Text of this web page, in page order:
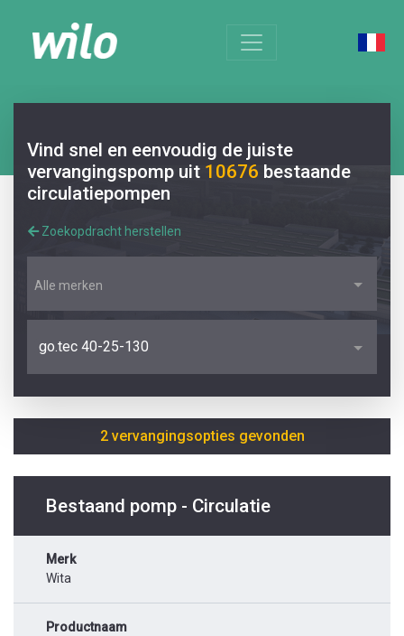
Vind snel en eenvoudig de juiste
vervangingspomp uit 10676 bestaande
circulatiepompen
Zoekopdracht herstellen
Alle merken
go.tec 40-25-130
2 vervangingsopties gevonden
Bestaand pomp - Circulatie
Merk
Wita
Productnaam